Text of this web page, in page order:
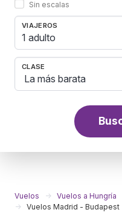
Sin escalas
VIAJEROS
1 adulto
CLASE
Vuelos Vuelos a Hungría
Vuelos Madrid - Budapest